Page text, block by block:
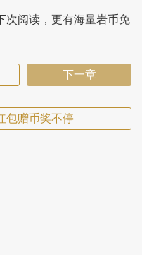
次阅读，更有海量岩币免
下一章
包赠币奖不停